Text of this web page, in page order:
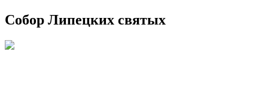
Собор Липецких святых